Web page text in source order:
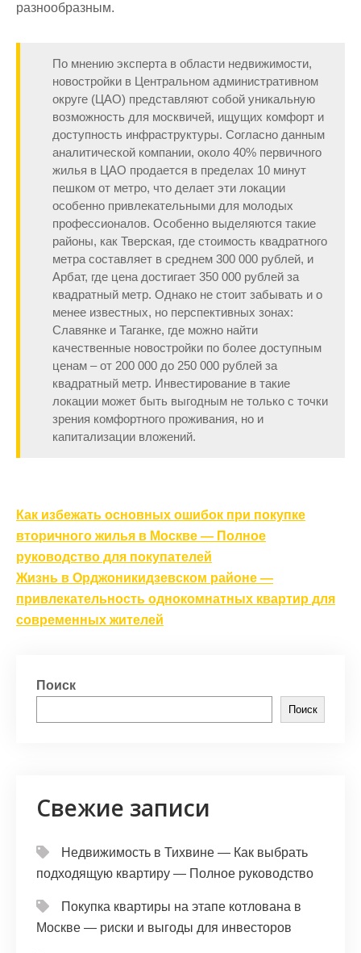
разнообразным.
По мнению эксперта в области недвижимости,
новостройки в Центральном административном
округе (ЦАО) представляют собой уникальную
возможность для москвичей, ищущих комфорт и
доступность инфраструктуры. Согласно данным
аналитической компании, около 40% первичного
жилья в ЦАО продается в пределах 10 минут
пешком от метро, что делает эти локации
особенно привлекательными для молодых
профессионалов. Особенно выделяются такие
районы, как Тверская, где стоимость квадратного
метра составляет в среднем 300 000 рублей, и
Арбат, где цена достигает 350 000 рублей за
квадратный метр. Однако не стоит забывать и о
менее известных, но перспективных зонах:
Славянке и Таганке, где можно найти
качественные новостройки по более доступным
ценам – от 200 000 до 250 000 рублей за
квадратный метр. Инвестирование в такие
локации может быть выгодным не только с точки
зрения комфортного проживания, но и
капитализации вложений.
Навигация
по
записям
Как избежать основных ошибок при покупке
вторичного жилья в Москве — Полное
руководство для покупателей
Жизнь в Орджоникидзевском районе —
привлекательность однокомнатных квартир для
современных жителей
Поиск
Поиск
Свежие записи
Недвижимость в Тихвине — Как выбрать
подходящую квартиру — Полное руководство
Покупка квартиры на этапе котлована в
Москве — риски и выгоды для инвесторов